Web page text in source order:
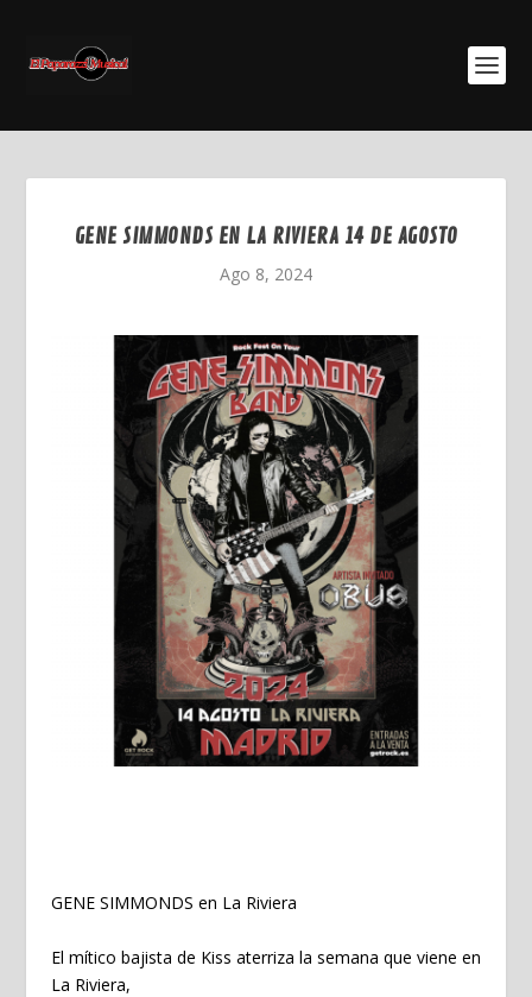
GENE SIMMONDS EN LA RIVIERA 14 DE AGOSTO
Ago 8, 2024
GENE SIMMONDS en La Riviera
El mítico bajista de Kiss aterriza la semana que viene en
La Riviera,